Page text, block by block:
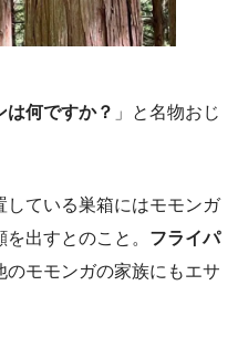
は何ですか？ 」と名物おじ
ている巣箱にはモモンガ
出すとのこと。 フライパ
のモモンガの家族にもエサ